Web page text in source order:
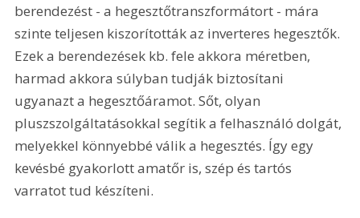
berendezést - a hegesztőtranszformátort - mára
szinte teljesen kiszorították az inverteres hegesztők.
Ezek a berendezések kb. fele akkora méretben,
harmad akkora súlyban tudják biztosítani
ugyanazt a hegesztőáramot. Sőt, olyan
pluszszolgáltatásokkal segítik a felhasználó dolgát,
melyekkel könnyebbé válik a hegesztés. Így egy
kevésbé gyakorlott amatőr is, szép és tartós
varratot tud készíteni.